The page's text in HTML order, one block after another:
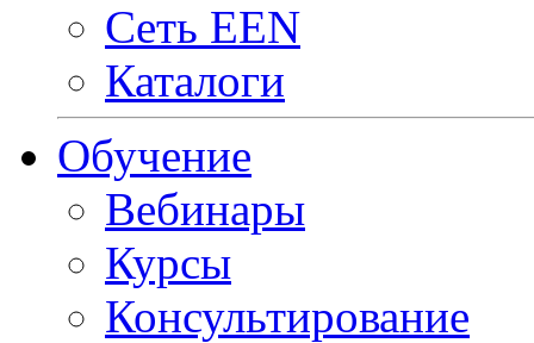
Сеть EEN
Каталоги
Обучение
Вебинары
Курсы
Консультирование